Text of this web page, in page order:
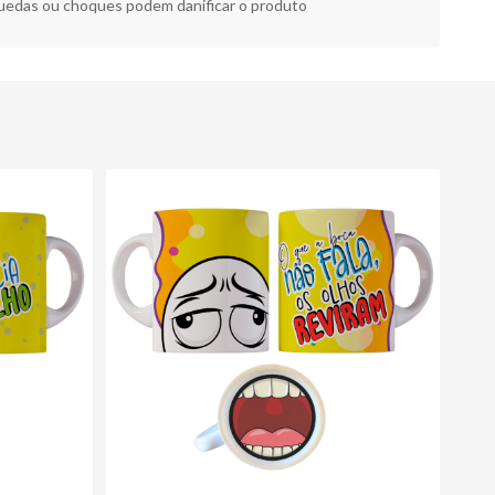
ou choques podem danificar o produto